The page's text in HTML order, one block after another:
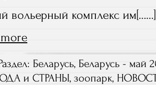
вольерный комплекс им[……]
Беларусь, Беларусь - май
и СТРАНЫ,зоопарк,